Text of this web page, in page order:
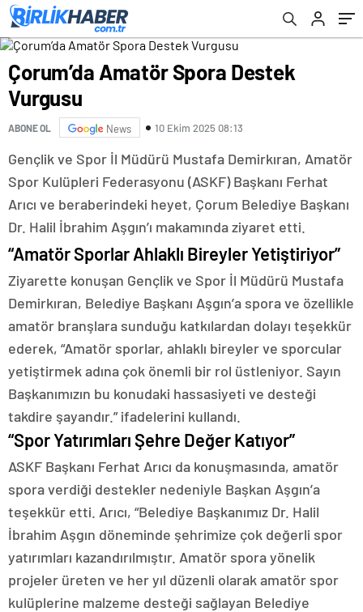
Çorum’da Amatör Spora Destek
Vurgusu
ABONE OL News 10 Ekim 2025 08:13
Gençlik ve Spor İl Müdürü Mustafa Demirkıran, Amatör
Spor Kulüpleri Federasyonu (ASKF) Başkanı Ferhat
Arıcı ve beraberindeki heyet, Çorum Belediye Başkanı
Dr. Halil İbrahim Aşgın’ı makamında ziyaret etti.
“Amatör Sporlar Ahlaklı Bireyler Yetiştiriyor”
Ziyarette konuşan Gençlik ve Spor İl Müdürü Mustafa
Demirkıran, Belediye Başkanı Aşgın’a spora ve özellikle
amatör branşlara sunduğu katkılardan dolayı teşekkür
ederek, “Amatör sporlar, ahlaklı bireyler ve sporcular
yetiştirmek adına çok önemli bir rol üstleniyor. Sayın
Başkanımızın bu konudaki hassasiyeti ve desteği
takdire şayandır.” ifadelerini kullandı.
“Spor Yatırımları Şehre Değer Katıyor”
ASKF Başkanı Ferhat Arıcı da konuşmasında, amatör
spora verdiği destekler nedeniyle Başkan Aşgın’a
teşekkür etti. Arıcı, “Belediye Başkanımız Dr. Halil
İbrahim Aşgın döneminde şehrimize çok değerli spor
yatırımları kazandırılmıştır. Amatör spora yönelik
projeler üreten ve her yıl düzenli olarak amatör spor
kulüplerine malzeme desteği sağlayan Belediye